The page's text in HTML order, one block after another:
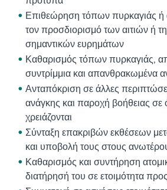
Επιθεώρηση τόπων πυρκαγιάς ή
τον προσδιορισμό των αιτιών ή
σημαντικών ευρημάτων
Καθαρισμός τόπων πυρκαγιάς,
συντρίμμια και απανθρακωμένα
Ανταπόκριση σε άλλες
ανάγκης και παροχή βοήθειας σε
χρειάζονται
Σύνταξη επακριβών εκθέσεων
και υποβολή τους στους
Καθαρισμός και συντήρηση
διατήρησή του σε ετοιμότητα